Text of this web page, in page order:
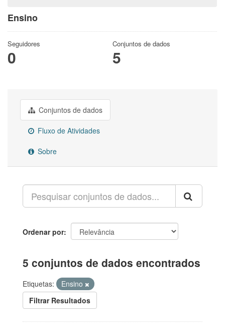
Ensino
Seguidores
0
Conjuntos de dados
5
Conjuntos de dados
Fluxo de Atividades
Sobre
Ordenar por
5 conjuntos de dados encontrados
Etiquetas:
Ensino
Filtrar Resultados